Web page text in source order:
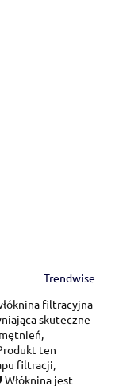
Trendwise
filtracyjna
skuteczne
ten
filtracji,
jest